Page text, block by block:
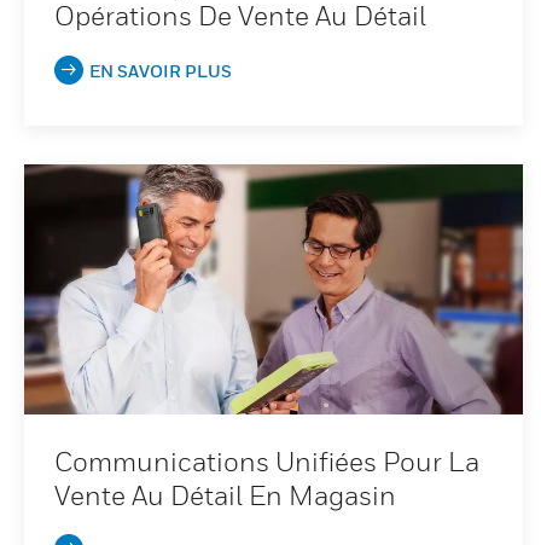
Opérations De Vente Au Détail
EN SAVOIR PLUS
Communications Unifiées Pour La
Vente Au Détail En Magasin